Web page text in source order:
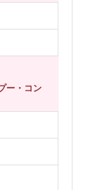
ー・コン